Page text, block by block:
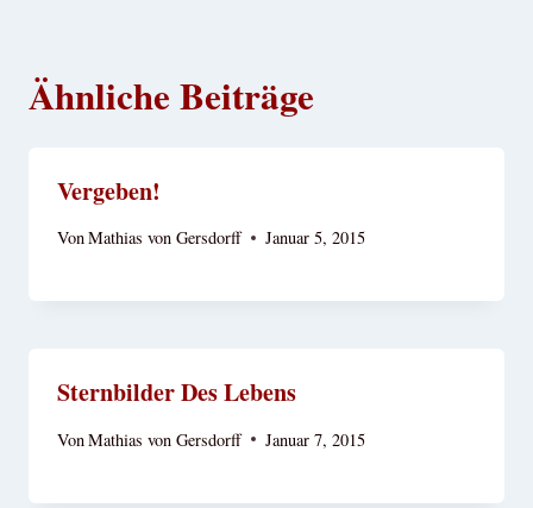
Ähnliche Beiträge
Vergeben!
VonMathias von Gersdorff Januar 5, 2015
Sternbilder Des Lebens
VonMathias von Gersdorff Januar 7, 2015